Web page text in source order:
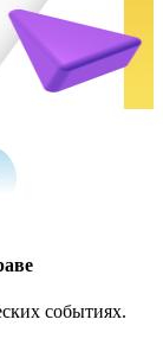
событиях.